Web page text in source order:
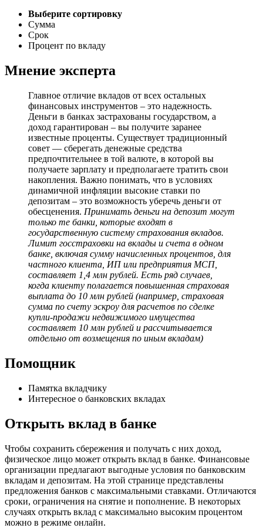
Выберите сортировку
Сумма
Срок
Процент по вкладу
Мнение эксперта
Главное отличие вкладов от всех остальных
финансовых инструментов – это надежность.
Деньги в банках застрахованы государством, а
доход гарантирован – вы получите заранее
известные проценты. Существует традиционный
совет — сберегать денежные средства
предпочтительнее в той валюте, в которой вы
получаете зарплату и предполагаете тратить свои
накопления. Важно понимать, что в условиях
динамичной инфляции высокие ставки по
депозитам – это возможность уберечь деньги от
обесценения. Принимать деньги на депозит могут
только те банки, которые входят в
государственную систему страхования вкладов.
Лимит госстраховки на вклады и счета в одном
банке, включая сумму начисленных процентов, для
частного клиента, ИП или предприятия МСП,
составляет 1,4 млн рублей. Есть ряд случаев,
когда клиенту полагается повышенная страховая
выплата до 10 млн рублей (например, страховая
сумма по счету эскроу для расчетов по сделке
купли-продажи недвижимого имущества
составляет 10 млн рублей и рассчитывается
отдельно от возмещения по иным вкладам)
Помощник
Памятка вкладчику
Интересное о банковских вкладах
Открыть вклад в банке
Чтобы сохранить сбережения и получать с них доход,
физическое лицо может открыть вклад в банке. Финансовые
организации предлагают выгодные условия по банковским
вкладам и депозитам. На этой странице представлены
предложения банков с максимальными ставками. Отличаются
сроки, ограничения на снятие и пополнение. В некоторых
случаях открыть вклад с максимально высоким процентом
можно в режиме онлайн.